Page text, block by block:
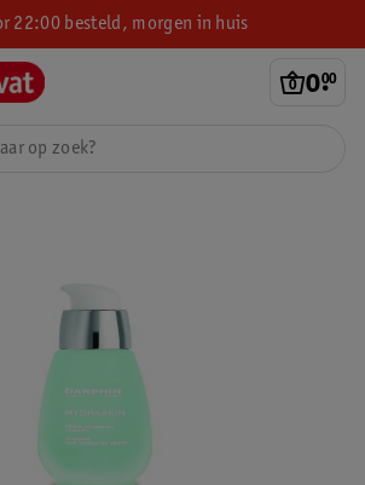
22:00 besteld, morgen in huis
0.
00